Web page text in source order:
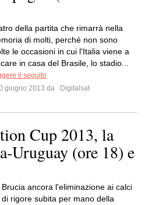
della partita che rimarrà nella
di molti, perché non sono
le occasioni in cui l'Italia viene a
in casa del Brasile, lo stadio...
il seguito
giugno 2013 da
Digitalsat
Cup 2013, la
Uruguay (ore 18) e
Brucia ancora l'eliminazione ai calci
di rigore subita per mano della